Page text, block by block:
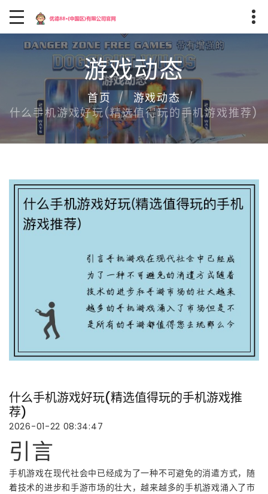
游戏动态
首页
游戏动态
什么手机游戏好玩(精选值得玩的手机游戏推荐)
什么手机游戏好玩(精选值得玩的手机游戏推
荐)
2026-01-22 08:34:47
引言
手机游戏在现代社会中已经成为了一种不可避免的消遣方式，随
着技术的进步和手游市场的壮大，越来越多的手机游戏涌入了市